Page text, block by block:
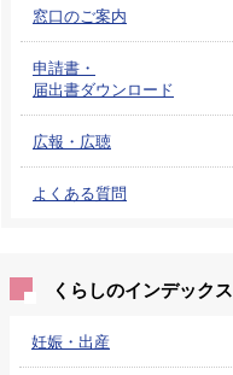
窓口のご案内
申請書・
届出書ダウンロード
広報・広聴
よくある質問
くらしのインデックス
妊娠・出産